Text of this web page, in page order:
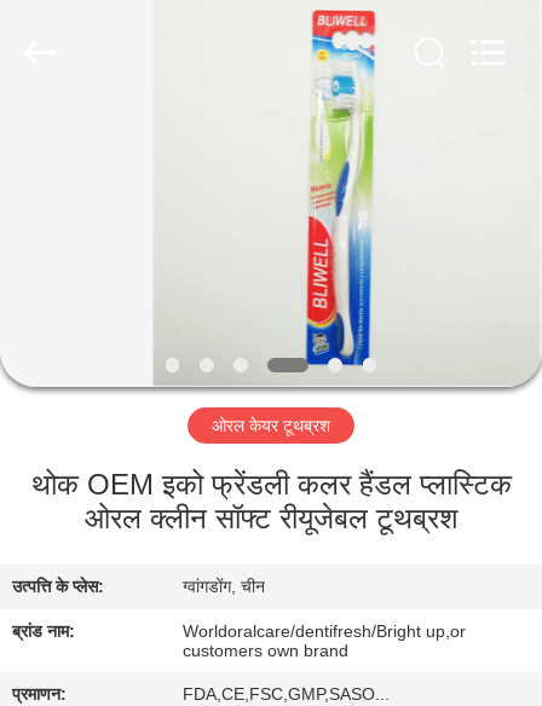
हमारे
बारे
कारखाना
गुणवत्ता
नियंत्रण
ओरल केयर टूथब्रश
थोक OEM इको फ्रेंडली कलर हैंडल प्लास्टिक
ओरल क्लीन सॉफ्ट रीयूजेबल टूथब्रश
उत्पत्ति के प्लेस: ग्वांगडोंग, चीन
ब्रांड नाम:
Worldoralcare/dentifresh/Bright up,or
customers own brand
प्रमाणन: FDA,CE,FSC,GMP,SASO...